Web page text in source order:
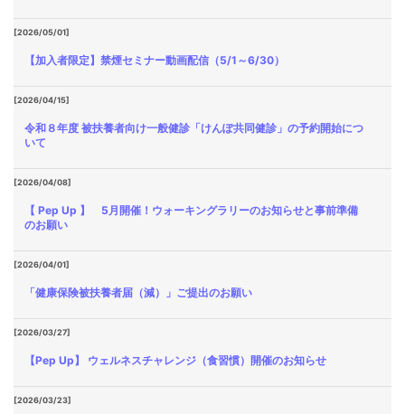
[2026/05/01]
【加入者限定】禁煙セミナー動画配信（5/1～6/30）
[2026/04/15]
令和８年度 被扶養者向け一般健診「けんぽ共同健診」の予約開始につ
いて
[2026/04/08]
【 Pep Up 】 5月開催！ウォーキングラリーのお知らせと事前準備
のお願い
[2026/04/01]
「健康保険被扶養者届（減）」ご提出のお願い
[2026/03/27]
【Pep Up】 ウェルネスチャレンジ（食習慣）開催のお知らせ
[2026/03/23]